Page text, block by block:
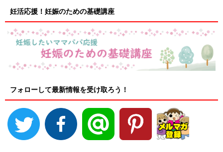
妊活応援！妊娠のための基礎講座
フォローして最新情報を受け取ろう！